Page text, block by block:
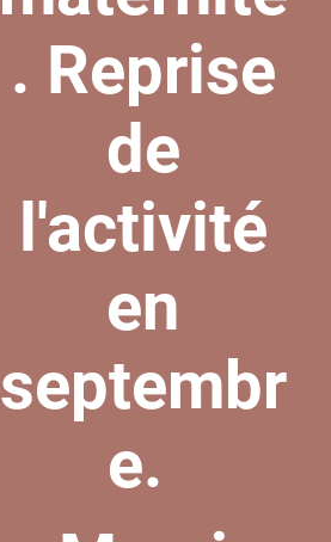
. Reprise
de
l'activité
en
septembr
e.